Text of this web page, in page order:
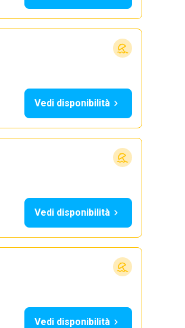
Vedi disponibilità
Vedi disponibilità
Vedi disponibilità